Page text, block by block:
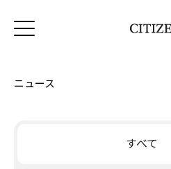
ニュース
すべて